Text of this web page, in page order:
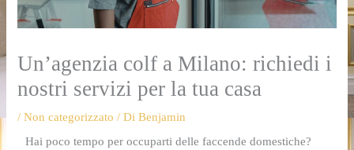
Un’agenzia colf a Milano: richiedi i
nostri servizi per la tua casa
/Non categorizzato / DiBenjamin
Hai poco tempo per occuparti delle faccende domestiche?